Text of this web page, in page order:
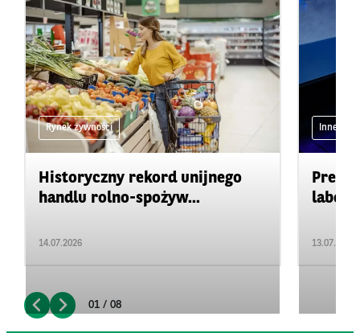
Rynek żywności
Historyczny rekord unijnego
handlu rolno-spożyw...
14.07.2026
Inne
13.07.2026
01 / 08